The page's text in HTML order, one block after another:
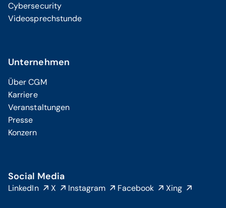
Cybersecurity
Videosprechstunde
Unternehmen
Über CGM
Karriere
Veranstaltungen
Presse
Konzern
Social Media
LinkedIn X Instagram Facebook Xing